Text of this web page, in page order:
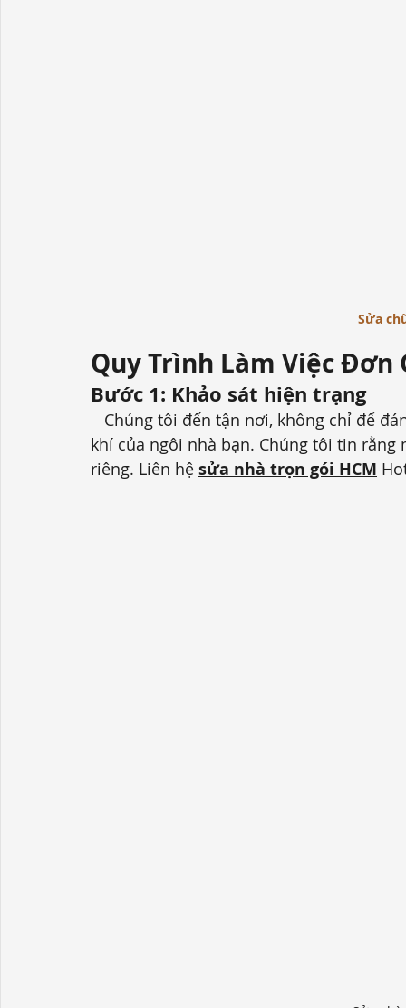
Sửa
Quy Trình Làm Việc Đơn
Bước 1: Khảo sát hiện trạng
khí của ngôi nhà bạn. Chúng tôi tin
riêng. Liên hệ sửa nhà trọn gói HCM